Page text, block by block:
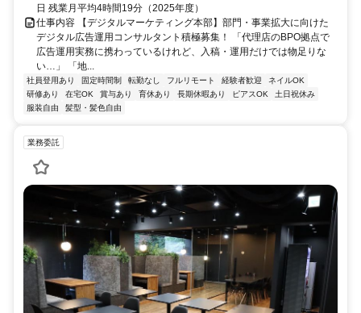
日 残業月平均4時間19分（2025年度）
仕事内容 【デジタルマーケティング本部】部門・事業拡大に向けた
デジタル広告運用コンサルタント積極募集！ 「代理店のBPO拠点で
広告運用実務に携わっているけれど、入稿・運用だけでは物足りな
い…」 「地...
社員登用あり 固定時間制 転勤なし フルリモート 経験者歓迎
ネイルOK
研修あり
在宅OK 賞与あり 育休あり 長期休暇あり ピアスOK
土日祝休み
服装自由
髪型・髪色自由
業務委託